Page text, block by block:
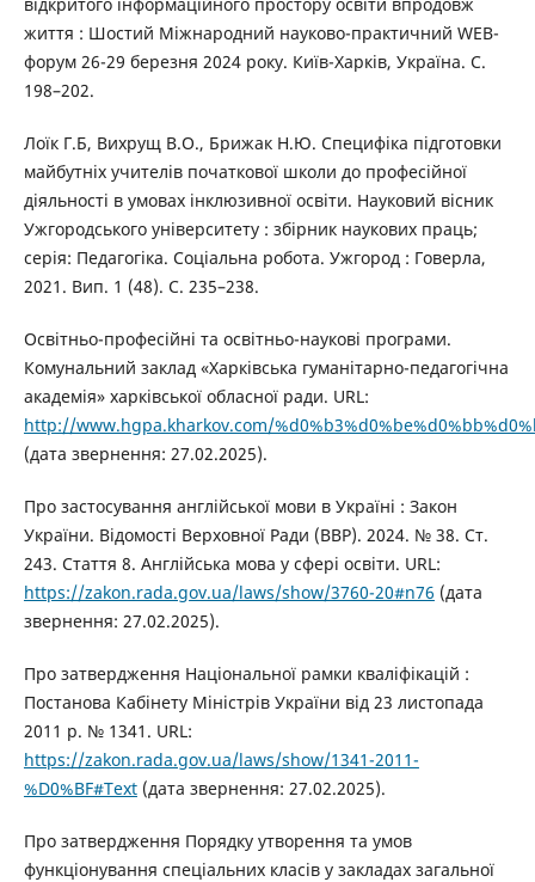
відкритого інформаційного простору освіти впродовж
життя : Шостий Міжнародний науково-практичний WEB-
форум 26-29 березня 2024 року. Київ-Харків, Україна. С.
198–202.
Лоїк Г.Б, Вихрущ В.О., Брижак Н.Ю. Специфіка підготовки
майбутніх учителів початкової школи до професійної
діяльності в умовах інклюзивної освіти. Науковий вісник
Ужгородського університету : збірник наукових праць;
серія: Педагогіка. Соціальна робота. Ужгород : Говерла,
2021. Вип. 1 (48). С. 235–238.
Освітньо-професійні та освітньо-наукові програми.
Комунальний заклад «Харківська гуманітарно-педагогічна
академія» харківської обласної ради. URL:
http://www.hgpa.kharkov.com/
(дата звернення: 27.02.2025).
Про застосування англійської мови в Україні : Закон
України. Відомості Верховної Ради (ВВР). 2024. № 38. Ст.
243. Стаття 8. Англійська мова у сфері освіти. URL:
https://zakon.rada.gov.ua/laws/show/3760-20#n76 (дата
звернення: 27.02.2025).
Про затвердження Національної рамки кваліфікацій :
Постанова Кабінету Міністрів України від 23 листопада
2011 р. № 1341. URL:
https://zakon.rada.gov.ua/laws/show/1341-2011-
%D0%BF#Text(дата звернення: 27.02.2025).
Про затвердження Порядку утворення та умов
функціонування спеціальних класів у закладах загальної